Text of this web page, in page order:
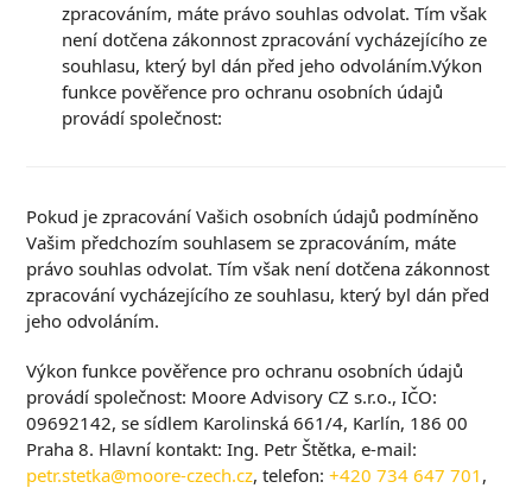
zpracováním, máte právo souhlas odvolat. Tím však
není dotčena zákonnost zpracování vycházejícího ze
souhlasu, který byl dán před jeho odvoláním.Výkon
funkce pověřence pro ochranu osobních údajů
provádí společnost:
Pokud je zpracování Vašich osobních údajů podmíněno
Vašim předchozím souhlasem se zpracováním, máte
právo souhlas odvolat. Tím však není dotčena zákonnost
zpracování vycházejícího ze souhlasu, který byl dán před
jeho odvoláním.
Výkon funkce pověřence pro ochranu osobních údajů
provádí společnost: Moore Advisory CZ s.r.o., IČO:
09692142, se sídlem Karolinská 661/4, Karlín, 186 00
Praha 8. Hlavní kontakt: Ing. Petr Štětka, e-mail:
petr.stetka@moore-czech.cz, telefon:+420 734 647 701 ,